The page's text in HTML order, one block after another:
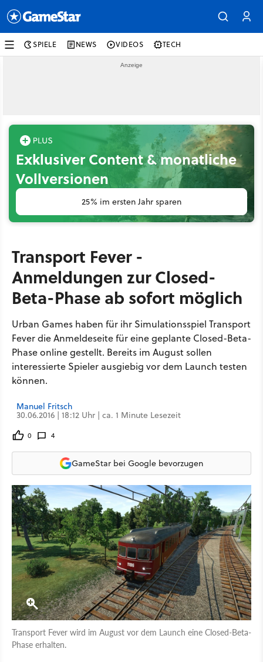
SPIELE NEWS VIDEOS TECH
Exklusiver Content & monatliche
Vollversionen
25% im ersten Jahr sparen
Transport Fever -
Anmeldungen zur Closed-
Beta-Phase ab sofort möglich
Urban Games haben für ihr Simulationsspiel Transport
Fever die Anmeldeseite für eine geplante Closed-Beta-
Phase online gestellt. Bereits im August sollen
interessierte Spieler ausgiebig vor dem Launch testen
können.
Manuel Fritsch
30.06.2016 | 18:12 Uhr | ca. 1 Minute Lesezeit
0 4
GameStar bei Google bevorzugen
Transport Fever wird im August vor dem Launch eine Closed-Beta-
Phase erhalten.